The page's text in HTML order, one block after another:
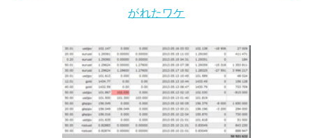
がれたワケ